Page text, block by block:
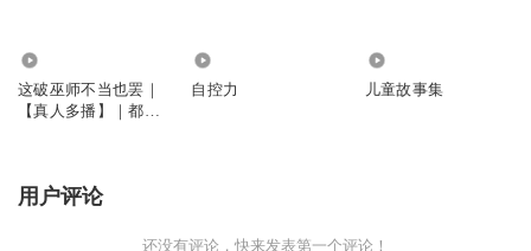
这破巫师不当也罢｜
【真人多播】｜都市
自控力 儿童故事集
用户评论
还没有评论，快来发表第一个评论！